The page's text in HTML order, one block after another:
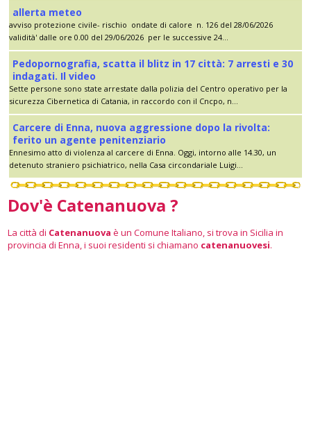
allerta meteo
avviso protezione civile- rischio ondate di calore n. 126 del 28/06/2026
validità' dalle ore 0.00 del 29/06/2026 per le successive 24...
Pedopornografia, scatta il blitz in 17 città: 7 arresti e 30
indagati. Il video
Sette persone sono state arrestate dalla polizia del Centro operativo per la
sicurezza Cibernetica di Catania, in raccordo con il Cncpo, n...
Carcere di Enna, nuova aggressione dopo la rivolta:
ferito un agente penitenziario
Ennesimo atto di violenza al carcere di Enna. Oggi, intorno alle 14.30, un
detenuto straniero psichiatrico, nella Casa circondariale Luigi...
Dov'è Catenanuova ?
La città di Catenanuova è un Comune Italiano, si trova in Sicilia in
provincia di Enna, i suoi residenti si chiamano catenanuovesi.